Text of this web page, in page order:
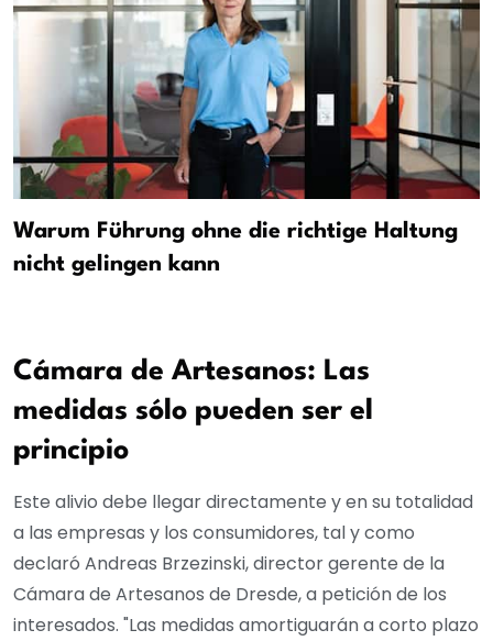
Warum Führung ohne die richtige Haltung
nicht gelingen kann
Cámara de Artesanos: Las
medidas sólo pueden ser el
principio
Este alivio debe llegar directamente y en su totalidad
a las empresas y los consumidores, tal y como
declaró Andreas Brzezinski, director gerente de la
Cámara de Artesanos de Dresde, a petición de los
interesados. "Las medidas amortiguarán a corto plazo